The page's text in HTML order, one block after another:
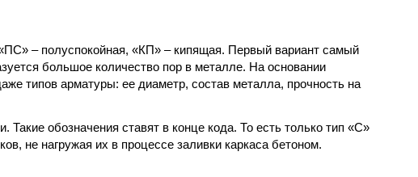
– полуспокойная, «КП» – кипящая. Первый вариант самый
большое количество пор в металле. На основании
типов арматуры: ее диаметр, состав металла, прочность на
обозначения ставят в конце кода. То есть только тип «С»
не нагружая их в процессе заливки каркаса бетоном.